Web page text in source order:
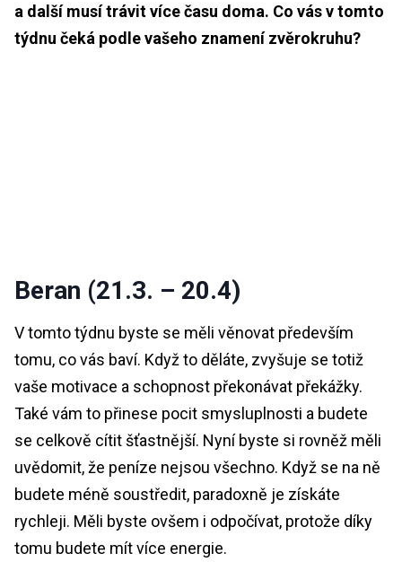
a další musí trávit více času doma. Co vás v tomto
týdnu čeká podle vašeho znamení zvěrokruhu?
Beran (21.3. – 20.4)
V tomto týdnu byste se měli věnovat především
tomu, co vás baví. Když to děláte, zvyšuje se totiž
vaše motivace a schopnost překonávat překážky.
Také vám to přinese pocit smysluplnosti a budete
se celkově cítit šťastnější. Nyní byste si rovněž měli
uvědomit, že peníze nejsou všechno. Když se na ně
budete méně soustředit, paradoxně je získáte
rychleji. Měli byste ovšem i odpočívat, protože díky
tomu budete mít více energie.